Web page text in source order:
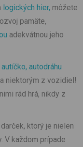
logických hier, môžete
pamäte,
adekvátnou jeho
autíčko, autodráhu
niektorým z vozidiel!
rád hrá, nikdy z
ktorý je nielen
V každom prípade